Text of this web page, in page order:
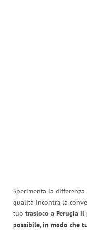
Sperimenta la
qualità incontra la
tuo trasloco a Perugia
possibile, in modo che